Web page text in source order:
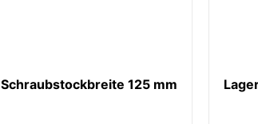
Schraubstockbreite 125 mm